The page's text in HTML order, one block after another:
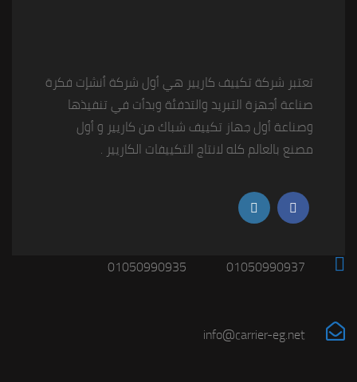
تعتبر شركة تكييف كاريير هي أول شركة أنشإت فكرة
صناعة أجهزة التبريد والتدفئة وبدأت في تنفيذها
وصناعة أول جهاز تكييف شباك من كاريير و أول
مصنع بالعالم كله لانتاج التكييفات الكاريير .
01050990937
01050990935
info@carrier-eg.net